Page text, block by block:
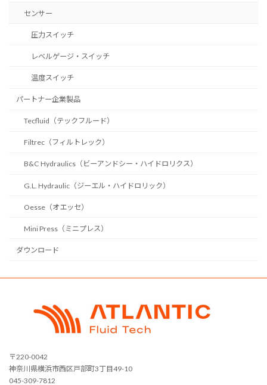
センサー
圧力スイッチ
レベルゲージ・スイッチ
温度スイッチ
パートナー企業製品
Tecfluid（テックフルード）
Filtrec（フィルトレック）
B&C Hydraulics（ビーアンドシー・ハイドロリクス）
G.L. Hydraulic（ジーエル・ハイドロリック）
Oesse（オエッセ）
Mini Press（ミニプレス）
ダウンロード
〒220-0042
神奈川県横浜市西区戸部町3丁目49-10
045-309-7812